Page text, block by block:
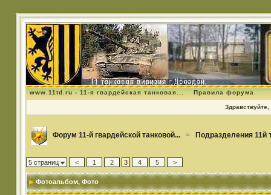
www.11td.ru - 11-я гвардейская танковая... Правила форума
Здравствуйте,
Форум 11-й гвардейской танковой... > Подразделения 11й
5 страниц < 1 2 3 4 5 >
Фотоальбом, Фото